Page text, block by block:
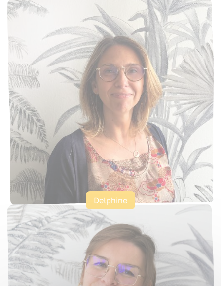
Delphine